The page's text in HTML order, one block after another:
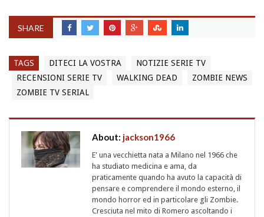
SHARE
TAGS DITECI LA VOSTRA
NOTIZIE SERIE TV
RECENSIONI SERIE TV
WALKING DEAD
ZOMBIE NEWS
ZOMBIE TV SERIAL
About: jackson1966
E' una vecchietta nata a Milano nel 1966 che
ha studiato medicina e ama, da
praticamente quando ha avuto la capacità di
pensare e comprendere il mondo esterno, il
mondo horror ed in particolare gli Zombie.
Cresciuta nel mito di Romero ascoltando i